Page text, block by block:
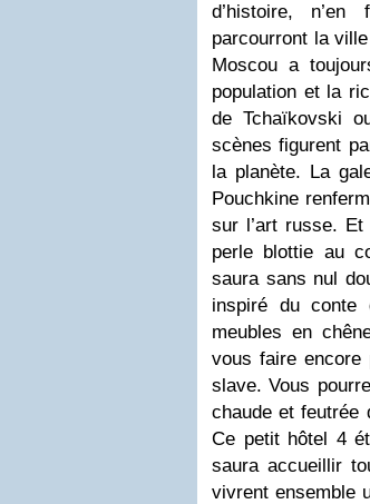
d’histoire,
parcourront la
Moscou a
population et la
de Tchaïkovski
scènes figurent
la planète. La
Pouchkine
sur l’art russe.
perle blottie au
saura sans nul
inspiré du
meubles en
vous faire encore
slave. Vous
chaude et feutrée
Ce petit hôtel 4
saura accueillir
vivrent ensemble